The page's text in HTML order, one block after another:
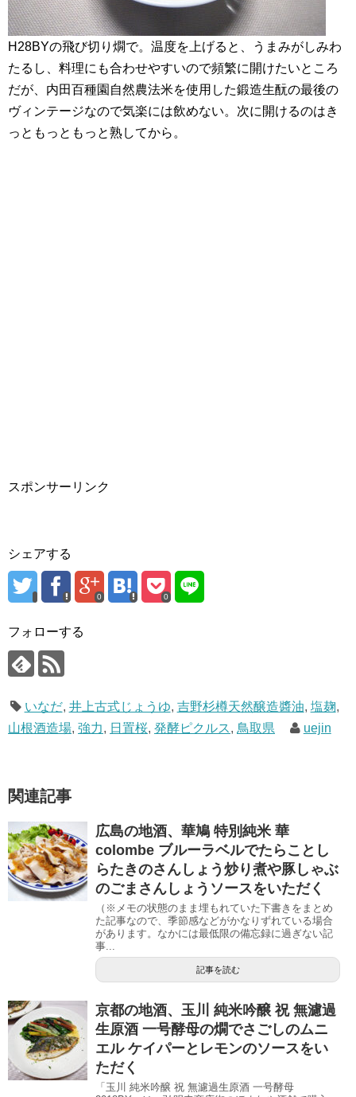
H28BYの飛び切り燗で。温度を上げると、うまみがしみわ
たるし、料理にも合わせやすいので頻繁に開けたいところ
だが、内田百種園自然農法米を使用した鍛造生酛の最後の
ヴィンテージなので気楽には飲めない。次に開けるのはき
っともっともっと熟してから。
スポンサーリンク
シェアする
0 0
フォローする
いなだ, 井上古式じょうゆ, 吉野杉樽天然醸造醬油, 塩麹,
山根酒造場, 強力, 日置桜, 発酵ピクルス, 鳥取県 uejin
関連記事
広島の地酒、華鳩 特別純米 華
colombe ブルーラベルでたらことし
らたきのさんしょう炒り煮や豚しゃぶ
のごまさんしょうソースをいただく
（※メモの状態のまま埋もれていた下書きをまとめ
た記事なので、季節感などがかなりずれている場合
があります。なかには最低限の備忘録に過ぎない記
事...
記事を読む
京都の地酒、玉川 純米吟醸 祝 無濾過
生原酒 一号酵母の燗でさごしのムニ
エル ケイパーとレモンのソースをい
ただく
「玉川 純米吟醸 祝 無濾過生原酒 一号酵母